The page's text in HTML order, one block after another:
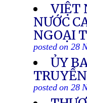
VIỆT
NƯỚC
NGOẠI
posted on 28
ỦY
posted on 28